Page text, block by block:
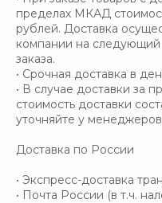
пределах МКАД
рублей. Доставка
компании на
заказа.
• Срочная доставка в
• В случае доставки за
стоимость доставки
уточняйте у
Доставка по России
• Экспресс-доставка
• Почта России (в т.ч.